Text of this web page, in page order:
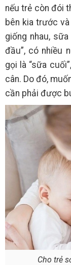
nếu trẻ còn đói
bên kia trước
giống nhau,
đầu”, có nhiều
gọi là “sữa
cân. Do đó,
cần phải được
Cho trẻ